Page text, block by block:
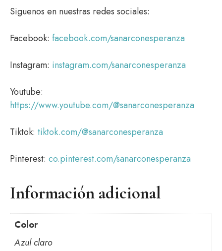
Siguenos en nuestras redes sociales:
Facebook: facebook.com/sanarconesperanza
Instagram: instagram.com/sanarconesperanza
Youtube:
https://www.youtube.com/@sanarconesperanza
Tiktok: tiktok.com/@sanarconesperanza
Pinterest: co.pinterest.com/sanarconesperanza
Información adicional
Color
Azul claro